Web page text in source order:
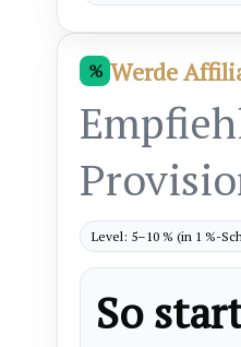
% Werde
Level: 5–10 % (in 1 %-
So